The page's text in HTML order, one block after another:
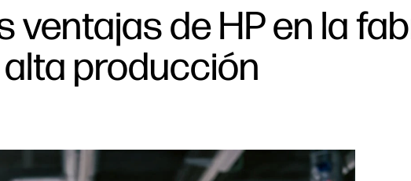
ventajas de HP en la
producción